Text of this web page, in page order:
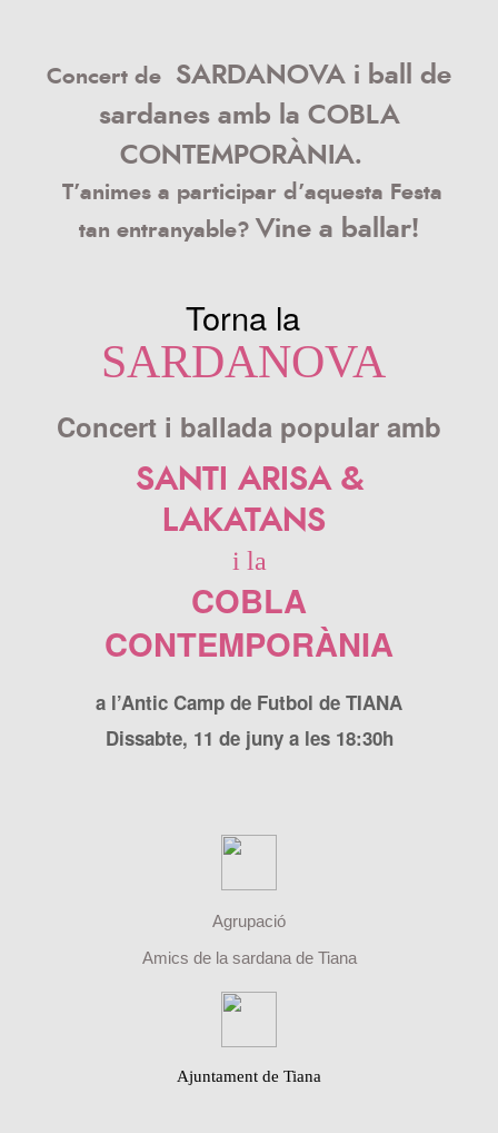
Concert de SARDANOVA i ball de
sardanes amb la COBLA
CONTEMPORÀNIA.
T’animes a participar d’aquesta Festa
tan entranyable? Vine a ballar!
Torna la
SARDANOVA
Concert i ballada popular amb
SANTI ARISA &
LAKATANS
i la
COBLA
CONTEMPORÀNIA
a l’Antic Camp de Futbol de TIANA
Dissabte, 11 de juny a les 18:30h
Agrupació
Amics de la sardana de Tiana
Ajuntament de Tiana